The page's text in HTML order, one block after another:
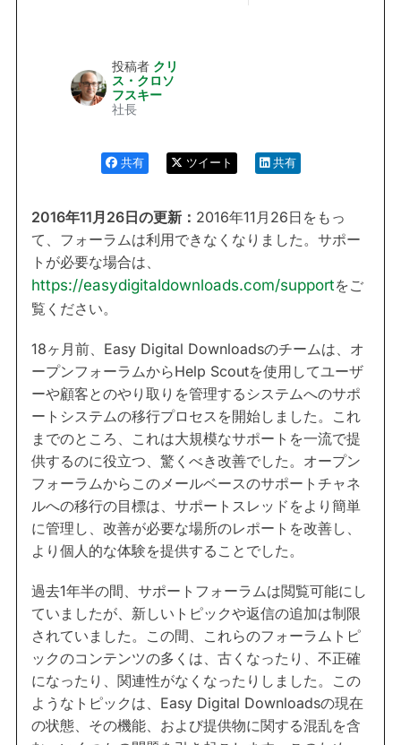
投稿者 クリ
ス・クロソ
フスキー
社長
共有 ツイート 共有
2016年11月26日の更新： 2016年11月26日をもっ
て、フォーラムは利用できなくなりました。サポー
トが必要な場合は、
https://easydigitaldownloads.com/supportをご
覧ください。
18ヶ月前、Easy Digital Downloadsのチームは、オ
ープンフォーラムからHelp Scoutを使用してユーザ
ーや顧客とのやり取りを管理するシステムへのサポ
ートシステムの移行プロセスを開始しました。これ
までのところ、これは大規模なサポートを一流で提
供するのに役立つ、驚くべき改善でした。オープン
フォーラムからこのメールベースのサポートチャネ
ルへの移行の目標は、サポートスレッドをより簡単
に管理し、改善が必要な場所のレポートを改善し、
より個人的な体験を提供することでした。
過去1年半の間、サポートフォーラムは閲覧可能にし
ていましたが、新しいトピックや返信の追加は制限
されていました。この間、これらのフォーラムトピ
ックのコンテンツの多くは、古くなったり、不正確
になったり、関連性がなくなったりしました。この
ようなトピックは、Easy Digital Downloadsの現在
の状態、その機能、および提供物に関する混乱を含